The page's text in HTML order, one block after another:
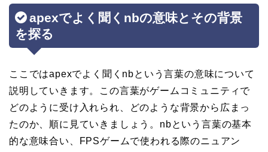
apexでよく聞くnbの意味とその背景
を探る
ここではapexでよく聞くnbという言葉の意味について
説明していきます。この言葉がゲームコミュニティで
どのように受け入れられ、どのような背景から広まっ
たのか、順に見ていきましょう。nbという言葉の基本
的な意味合い、FPSゲームで使われる際のニュアン